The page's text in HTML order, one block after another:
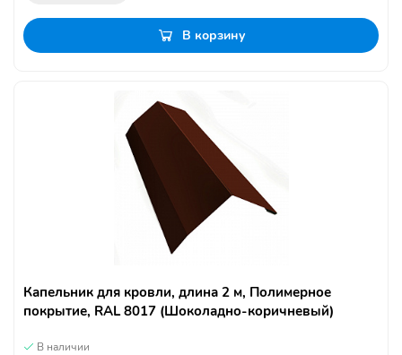
В корзину
Капельник для кровли, длина 2 м, Полимерное
покрытие, RAL 8017 (Шоколадно-коричневый)
В наличии